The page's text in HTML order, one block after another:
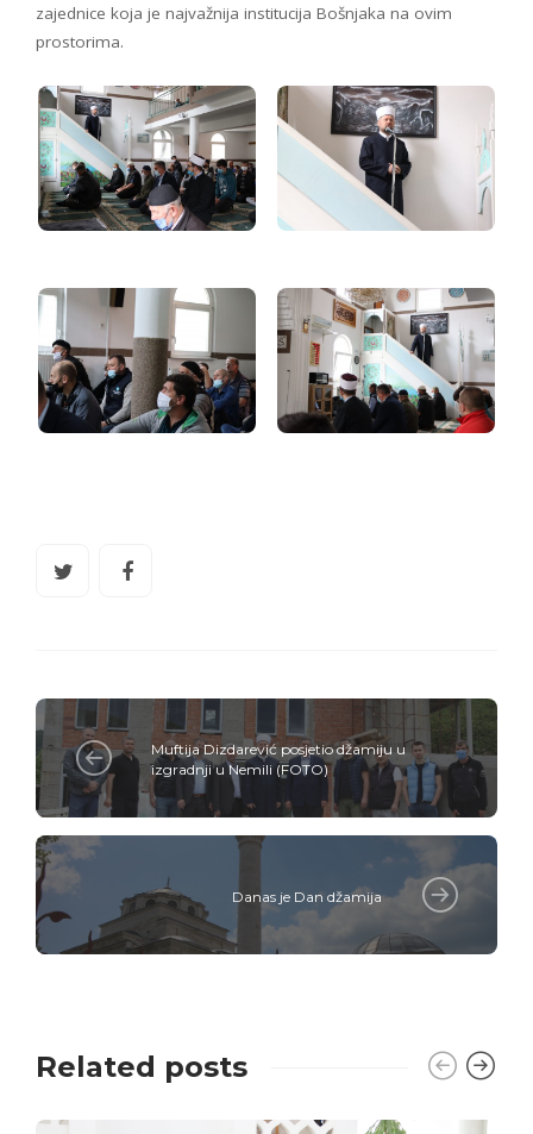
zajednice koja je najvažnija institucija Bošnjaka na ovim
prostorima.
Muftija Dizdarević posjetio džamiju u
izgradnji u Nemili (FOTO)
Danas je Dan džamija
Related posts